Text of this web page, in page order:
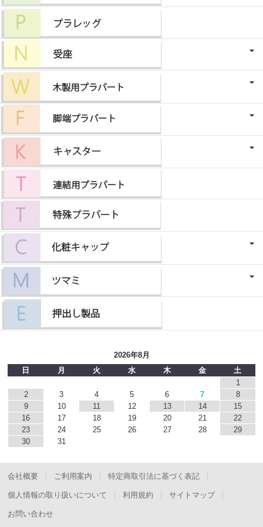
2026年8月
日
月 火 水 木 金
土
1
2
3 4 5 6 7
8
9
10 11 12 13 14
15
16
17 18 19 20 21
22
23
24 25 26 27 28
29
30
31
会社概要 ご利用案内 特定商取引法に基づく表記
個人情報の取り扱いについて 利用規約 サイトマップ
お問い合わせ